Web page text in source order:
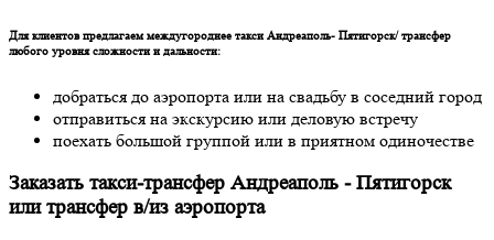
Для клиентов предлагаем междугороднее такси Андреаполь- Пятигорск/ трансфер
любого уровня сложности и дальности:
добраться до аэропорта или на свадьбу в соседний город
отправиться на экскурсию или деловую встречу
поехать большой группой или в приятном одиночестве
Заказать такси-трансфер Андреаполь - Пятигорск
или трансфер в/из аэропорта